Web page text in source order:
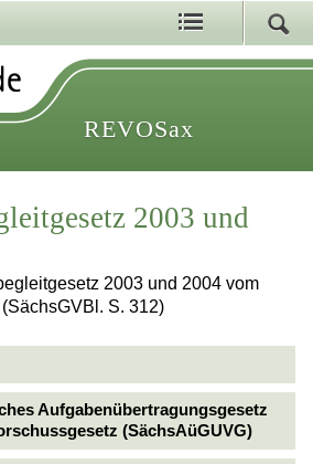
REVOSax
2003 und
2003 und 2004 vom
S. 312)
Aufgabenübertragungsgesetz
(SächsAüGUVG)